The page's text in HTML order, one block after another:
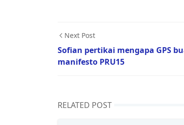
Next Post
Sofian pertikai mengapa GPS
manifesto PRU15
RELATED POST